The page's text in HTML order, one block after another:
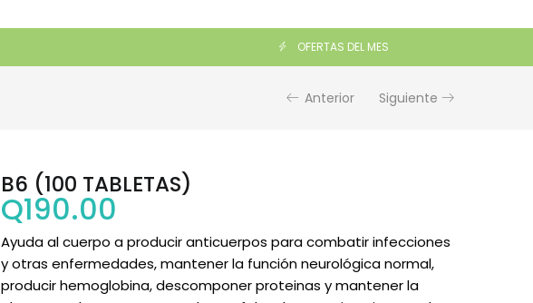
OFERTAS DEL MES
Anterior Siguiente
B6 (100 TABLETAS)
Q190.00
Ayuda al cuerpo a producir anticuerpos para combatir infecciones
y otras enfermedades, mantener la función neurológica normal,
producir hemoglobina, descomponer proteinas y mantener la